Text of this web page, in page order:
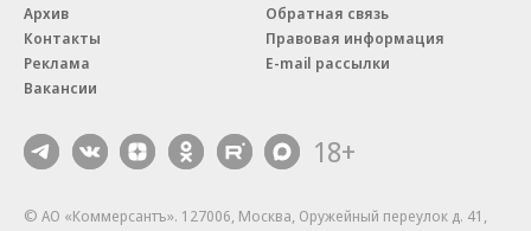
Архив
Контакты
Реклама
Вакансии
Обратная связь
Правовая информация
E-mail рассылки
18+
© АО «Коммерсантъ». 127006, Москва, Оружейный переулок д. 41,